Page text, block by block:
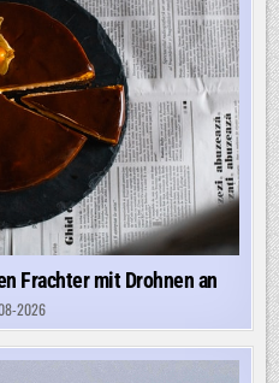
Frachter mit Drohnen an
2026